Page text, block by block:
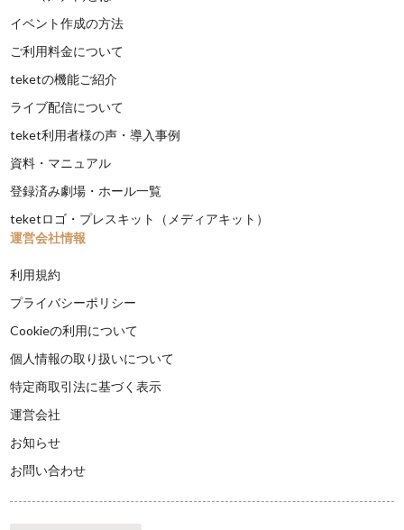
イベント作成の方法
ご利用料金について
teketの機能ご紹介
ライブ配信について
teket利用者様の声・導入事例
資料・マニュアル
登録済み劇場・ホール一覧
teketロゴ・プレスキット（メディアキット）
運営会社情報
利用規約
プライバシーポリシー
Cookieの利用について
個人情報の取り扱いについて
特定商取引法に基づく表示
運営会社
お知らせ
お問い合わせ